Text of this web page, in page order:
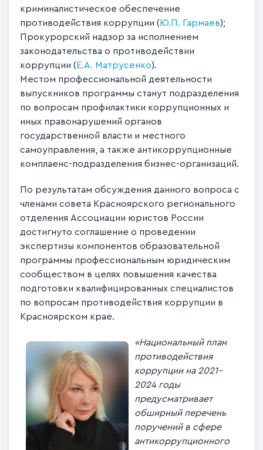
криминалистическое обеспечение
противодействия коррупции (Ю.П. Гармаев);
Прокурорский надзор за исполнением
законодательства о противодействии
коррупции (Е.А. Матрусенко).
Местом профессиональной деятельности
выпускников программы станут подразделения
по вопросам профилактики коррупционных и
иных правонарушений органов
государственной власти и местного
самоуправления, а также антикоррупционные
комплаенс-подразделения бизнес-организаций.
По результатам обсуждения данного вопроса с
членами совета Красноярского регионального
отделения Ассоциации юристов России
достигнуто соглашение о проведении
экспертизы компонентов образовательной
программы профессиональным юридическим
сообществом в целях повышения качества
подготовки квалифицированных специалистов
по вопросам противодействия коррупции в
Красноярском крае.
«Национальный план
противодействия
коррупции на 2021–
2024 годы
предусматривает
обширный перечень
поручений в сфере
антикоррупционного